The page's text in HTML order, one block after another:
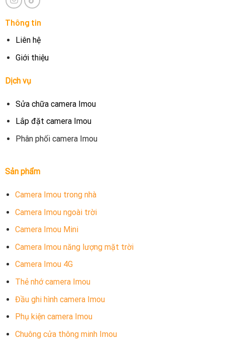
Thông tin
Liên hệ
Giới thiệu
Dịch vụ
Sửa chữa camera Imou
Lắp đặt camera Imou
Phân phối camera Imou
Sản phẩm
Camera Imou trong nhà
Camera Imou ngoài trời
Camera Imou Mini
Camera Imou năng lượng mặt trời
Camera Imou 4G
Thẻ nhớ camera Imou
Đầu ghi hình camera Imou
Phụ kiện camera Imou
Chuông cửa thông minh Imou